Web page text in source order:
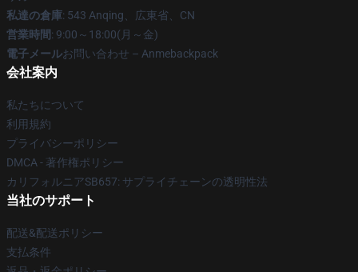
私達の倉庫: 543 Anqing、広東省、CN
営業時間: 9:00～18:00(月～金)
電子メールお問い合わせ – Anmebackpack
会社案内
私たちについて
利用規約
プライバシーポリシー
DMCA - 著作権ポリシー
カリフォルニアSB657: サプライチェーンの透明性法
当社のサポート
配送&配送ポリシー
支払条件